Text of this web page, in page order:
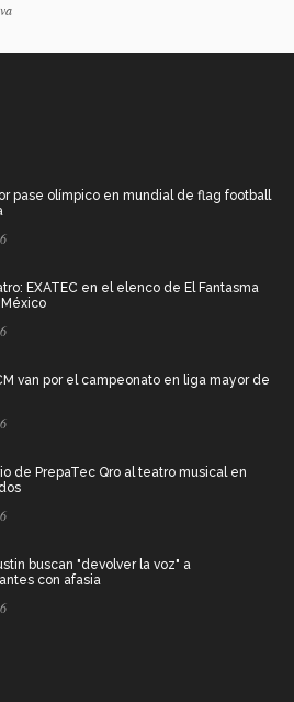
pase olímpico en mundial de flag football
EXATEC en el elenco de El Fantasma
van por el campeonato en liga mayor de
de PrepaTec Qro al teatro musical en
buscan "devolver la voz" a
con afasia